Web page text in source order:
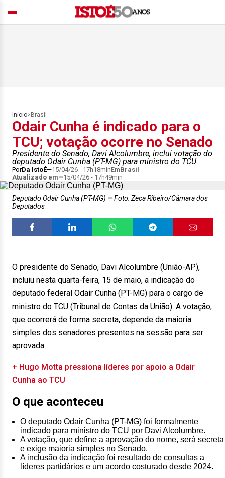
Início> Brasil
Odair Cunha é indicado para o
TCU; votação ocorre no Senado
Presidente do Senado, Davi Alcolumbre, inclui votação do
deputado Odair Cunha (PT-MG) para ministro do TCU
PorDa IstoÉ 15/04/26 - 17h18minEmBrasil
Atualizado em
15/04/26 - 17h49min
Deputado Odair Cunha (PT-MG)
Foto: Zeca Ribeiro/Câmara dos
Deputados
O presidente do Senado, Davi Alcolumbre (União-AP),
incluiu nesta quarta-feira, 15 de maio, a indicação do
deputado federal Odair Cunha (PT-MG) para o cargo de
ministro do TCU (Tribunal de Contas da União). A votação,
que ocorrerá de forma secreta, depende da maioria
simples dos senadores presentes na sessão para ser
aprovada.
+ Hugo Motta pressiona líderes por apoio a Odair
Cunha ao TCU
O que aconteceu
O deputado Odair Cunha (PT-MG) foi formalmente
indicado para ministro do TCU por Davi Alcolumbre.
A votação, que define a aprovação do nome, será secreta
e exige maioria simples no Senado.
A inclusão da indicação foi resultado de consultas a
líderes partidários e um acordo costurado desde 2024.